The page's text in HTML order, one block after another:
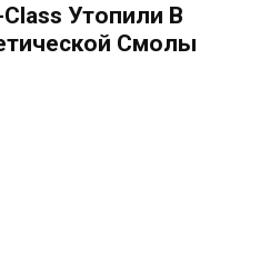
Утопили В
Смолы